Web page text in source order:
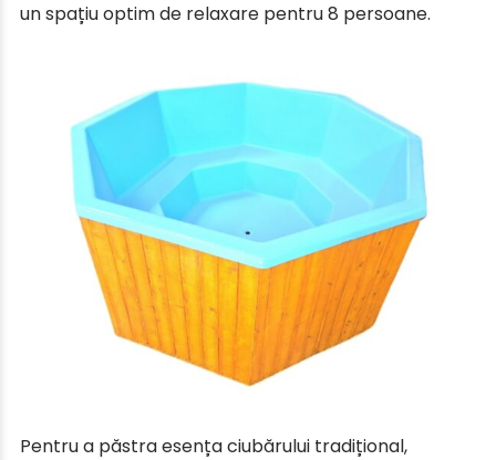
un spațiu optim de relaxare pentru 8 persoane.
Pentru a păstra esența ciubărului tradițional,